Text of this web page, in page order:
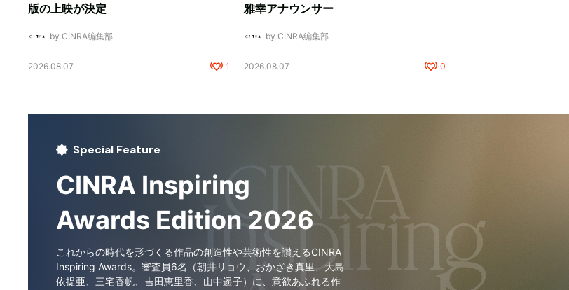
版の上映が決定
by CINRA編集部
2026.08.07 1
雅幸アナウンサー
by CINRA編集部
2026.08.07 0
Special Feature
CINRA Inspiring
Awards Edition 2026
これからの時代を形づくる作品の創造性や芸術性を讃えるCINRA
Inspiring Awards。審査員6名（朝井リョウ、おかざき真里、大島
依提亜、三宅香帆、吉田恵里香、山中遥子）に、意欲あふれる作